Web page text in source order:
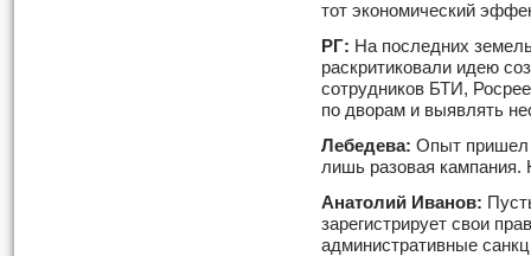
тот экономический
РГ: На последних
раскритиковали идею
сотрудников БТИ,
по дворам и выявлять
Лебедева: Опыт пришел
лишь разовая кампания.
Анатолий Иванов:
зарегистрирует свои
административные